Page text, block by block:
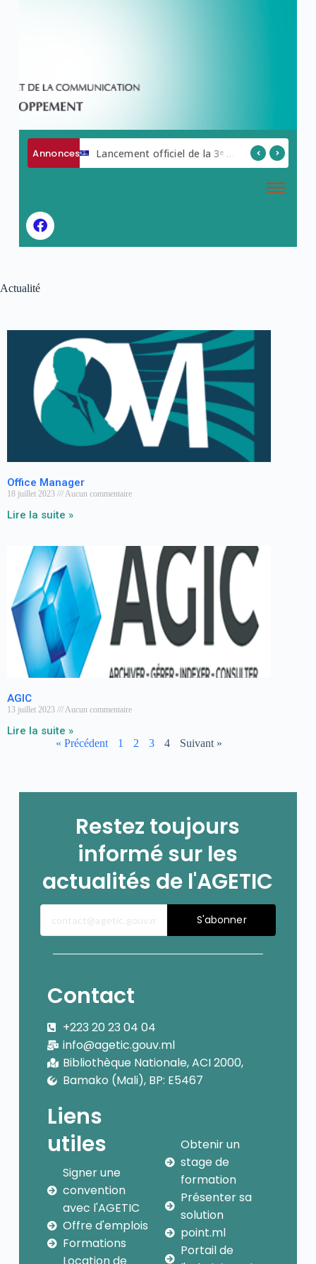
Annonces
AVIS A MANIFESTATION D ‘INTERET Lancement officiel de la 3ᵉ édition de la Semaine du Numérique.
Actualité
Office Manager
18 juillet 2023 Aucun commentaire
Lire la suite »
AGIC
13 juillet 2023 Aucun commentaire
Lire la suite »
« Précédent 1 2 3 4 Suivant »
Restez toujours
informé sur les
actualités de l'AGETIC
S'abonner
Contact
+223 20 23 04 04
info@agetic.gouv.ml
Bibliothèque Nationale, ACI 2000,
Bamako (Mali), BP: E5467
Liens
utiles
Signer une
convention
avec l'AGETIC
Offre d'emplois
Formations
Obtenir un
stage de
formation
Présenter sa
solution
point.ml
Portail de